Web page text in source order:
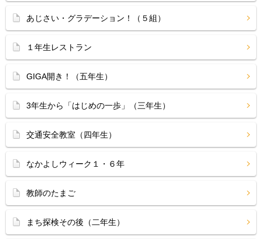
あじさい・グラデーション！（５組）
１年生レストラン
GIGA開き！（五年生）
3年生から「はじめの一歩」（三年生）
交通安全教室（四年生）
なかよしウィーク１・６年
教師のたまご
まち探検その後（二年生）